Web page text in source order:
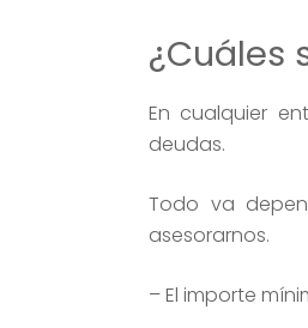
¿Cuáles
En cualquier
deudas.
Todo va
asesorarnos.
– El importe